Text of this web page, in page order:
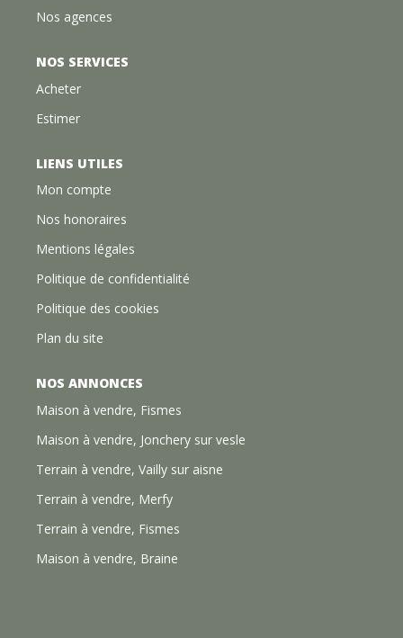
Nos agences
NOS SERVICES
Acheter
Estimer
LIENS UTILES
Mon compte
Nos honoraires
Mentions légales
Politique de confidentialité
Politique des cookies
Plan du site
NOS ANNONCES
Maison à vendre, Fismes
Maison à vendre, Jonchery sur vesle
Terrain à vendre, Vailly sur aisne
Terrain à vendre, Merfy
Terrain à vendre, Fismes
Maison à vendre, Braine